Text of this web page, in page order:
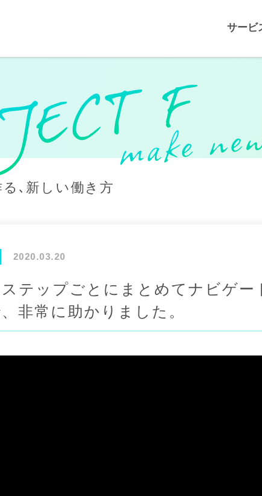
サービ
､新しい働き方
2020.03.20
テップごとにまとめてナビゲー
非常に助かりました。